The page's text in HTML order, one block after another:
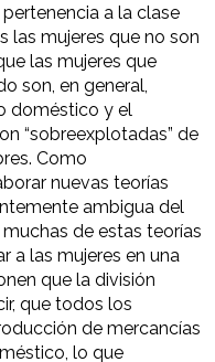
a la clase
las mujeres que no son
las mujeres que
son, en general,
doméstico y el
“sobreexplotadas” de
Como
nuevas teorías
ambigua del
de estas teorías
a las mujeres en una
que la división
que todos los
de mercancías
lo que